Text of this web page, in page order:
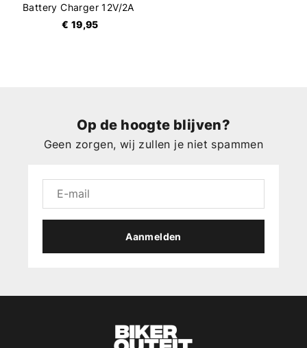
Battery Charger 12V/2A
€ 19,95
Op de hoogte blijven?
Geen zorgen, wij zullen je niet spammen
Aanmelden